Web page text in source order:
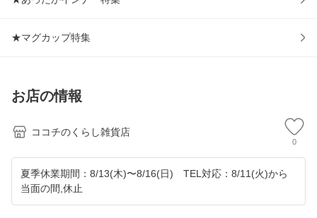
★マグカップ特集
お店の情報
ココチのくらし雑貨店
0
夏季休業期間：8/13(木)〜8/16(日) TEL対応：8/11(火)から
当面の間,休止